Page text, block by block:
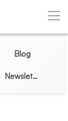
Blog
Newsletter